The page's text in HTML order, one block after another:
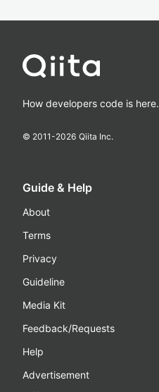
How developers code is here.
© 2011-2026 Qiita Inc.
Guide & Help
About
Terms
Privacy
Guideline
Media Kit
Feedback/Requests
Help
Advertisement